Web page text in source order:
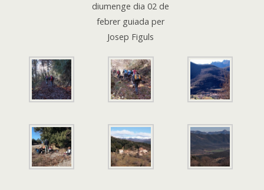
diumenge dia 02 de
febrer guiada per
Josep Figuls